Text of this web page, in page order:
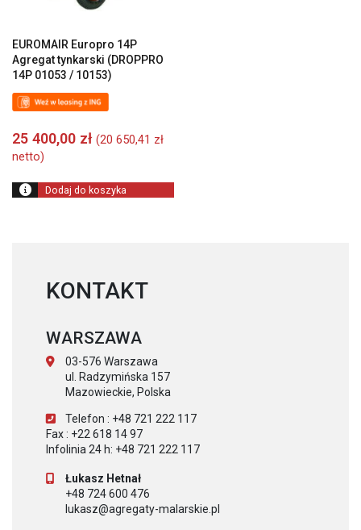
EUROMAIR Europro 14P
Agregat tynkarski (DROPPRO
14P 01053 / 10153)
25 400,00 zł (20 650,41 zł
netto)
Dodaj do koszyka
KONTAKT
WARSZAWA
03-576 Warszawa
ul. Radzymińska 157
Mazowieckie, Polska
Telefon : +48 721 222 117
Fax : +22 618 14 97
Infolinia 24 h: +48 721 222 117
Łukasz Hetnał
+48 724 600 476
lukasz@agregaty-malarskie.pl